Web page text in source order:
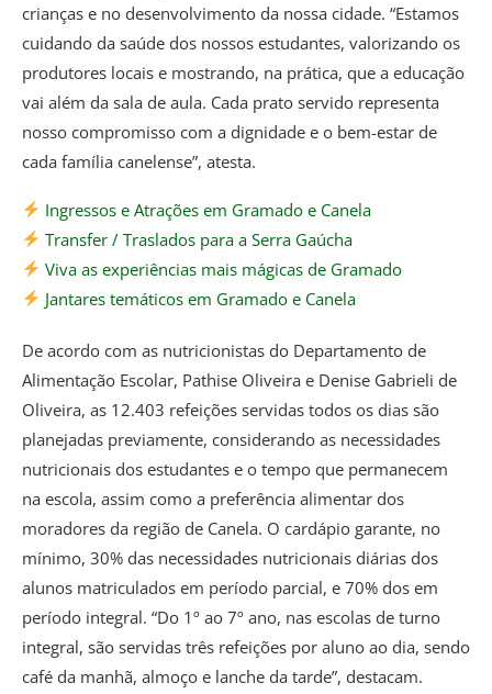
crianças e no desenvolvimento da nossa cidade. “Estamos
cuidando da saúde dos nossos estudantes, valorizando os
produtores locais e mostrando, na prática, que a educação
vai além da sala de aula. Cada prato servido representa
nosso compromisso com a dignidade e o bem-estar de
cada família canelense”, atesta.
Ingressos e Atrações em Gramado e Canela
Transfer / Traslados para a Serra Gaúcha
Viva as experiências mais mágicas de Gramado
Jantares temáticos em Gramado e Canela
De acordo com as nutricionistas do Departamento de
Alimentação Escolar, Pathise Oliveira e Denise Gabrieli de
Oliveira, as 12.403 refeições servidas todos os dias são
planejadas previamente, considerando as necessidades
nutricionais dos estudantes e o tempo que permanecem
na escola, assim como a preferência alimentar dos
moradores da região de Canela. O cardápio garante, no
mínimo, 30% das necessidades nutricionais diárias dos
alunos matriculados em período parcial, e 70% dos em
período integral. “Do 1º ao 7º ano, nas escolas de turno
integral, são servidas três refeições por aluno ao dia, sendo
café da manhã, almoço e lanche da tarde”, destacam.